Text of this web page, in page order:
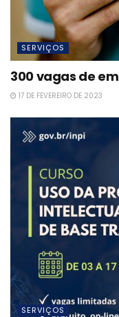
SERVIÇOS
300 vagas de
17 DE FEVEREIRO DE 2023
SERVIÇOS